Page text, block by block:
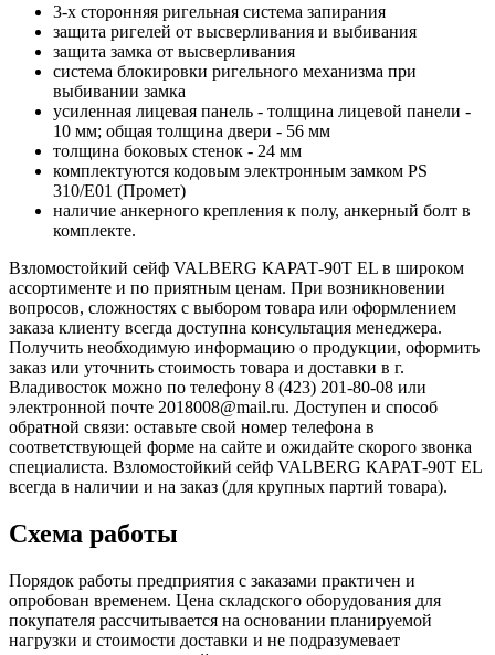
3-х сторонняя ригельная система запирания
защита ригелей от высверливания и выбивания
защита замка от высверливания
система блокировки ригельного механизма при
выбивании замка
усиленная лицевая панель - толщина лицевой панели -
10 мм; общая толщина двери - 56 мм
толщина боковых стенок - 24 мм
комплектуются кодовым электронным замком PS
310/E01 (Промет)
наличие анкерного крепления к полу, анкерный болт в
комплекте.
Взломостойкий сейф VALBERG КАРАТ-90T EL в широком
ассортименте и по приятным ценам. При возникновении
вопросов, сложностях с выбором товара или оформлением
заказа клиенту всегда доступна консультация менеджера.
Получить необходимую информацию о продукции, оформить
заказ или уточнить стоимость товара и доставки в г.
Владивосток можно по телефону 8 (423) 201-80-08 или
электронной почте 2018008@mail.ru. Доступен и способ
обратной связи: оставьте свой номер телефона в
соответствующей форме на сайте и ожидайте скорого звонка
специалиста. Взломостойкий сейф VALBERG КАРАТ-90T EL
всегда в наличии и на заказ (для крупных партий товара).
Схема работы
Порядок работы предприятия с заказами практичен и
опробован временем. Цена складского оборудования для
покупателя рассчитывается на основании планируемой
нагрузки и стоимости доставки и не подразумевает